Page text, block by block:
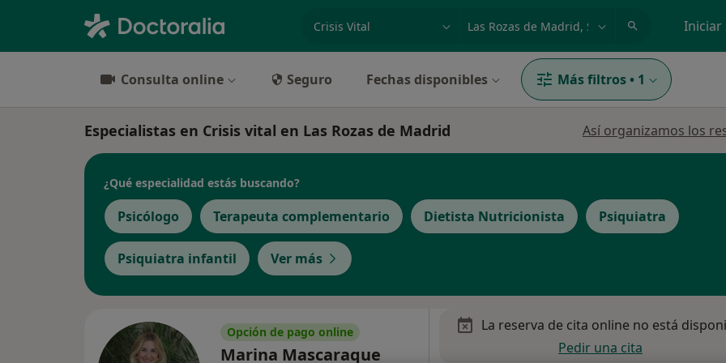
Iniciar
Consulta online Seguro Fechas disponibles Más filtros • 1
Especialistas en Crisis vital en Las Rozas de Madrid Así organizamos los
¿Qué especialidad estás buscando?
Psicólogo Terapeuta complementario Dietista Nutricionista Psiquiatra
Psiquiatra infantil Ver más
Opción de pago online
Marina Mascaraque
La reserva de cita online no está
Pedir una cita